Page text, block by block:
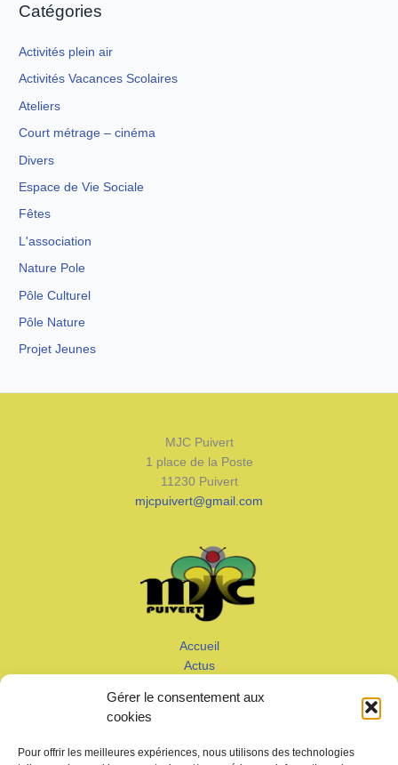
Gérer le consentement aux
cookies
Pour offrir les meilleures expériences, nous utilisons des technologies
Catégories
Activités plein air
Activités Vacances Scolaires
Ateliers
Court métrage – cinéma
Divers
Espace de Vie Sociale
Fêtes
L'association
Nature Pole
Pôle Culturel
Pôle Nature
Projet Jeunes
MJC Puivert
1 place de la Poste
11230 Puivert
mjcpuivert@gmail.com
Accueil
Actus
Adhérer
Galeries – Vidéos